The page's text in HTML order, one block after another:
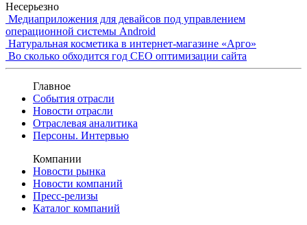
Несерьезно
Медиаприложения для девайсов под управлением
операционной системы Android
Натуральная косметика в интернет-магазине «Арго»
Во сколько обходится год СЕО оптимизации сайта
Главное
События отрасли
Новости отрасли
Отраслевая аналитика
Персоны. Интервью
Компании
Новости рынка
Новости компаний
Пресс-релизы
Каталог компаний